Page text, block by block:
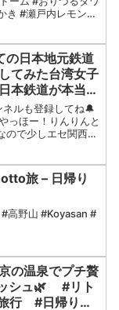
き #瀬戸内レモン
の日本地元鉄道
てみた台湾女子
本鉄道が本当に
ルも登録してね🔔
ー！りんりんと
ので少しエセ関西弁
旅 – 日帰り
高野山 #Koyasan #
の温泉でプチ贅
シュ🌿 #リト
行 #日帰り旅